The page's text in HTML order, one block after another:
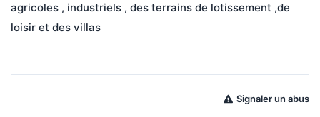
agricoles , industriels , des terrains de lotissement ,de
loisir et des villas
Signaler un abus